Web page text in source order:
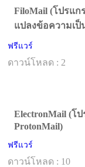
FiloMail (โปรแ
แปลงข้อความเป็
ฟรีแวร์
ดาวน์โหลด : 2
ElectronMail (โ
ProtonMail)
ฟรีแวร์
ดาวน์โหลด : 10